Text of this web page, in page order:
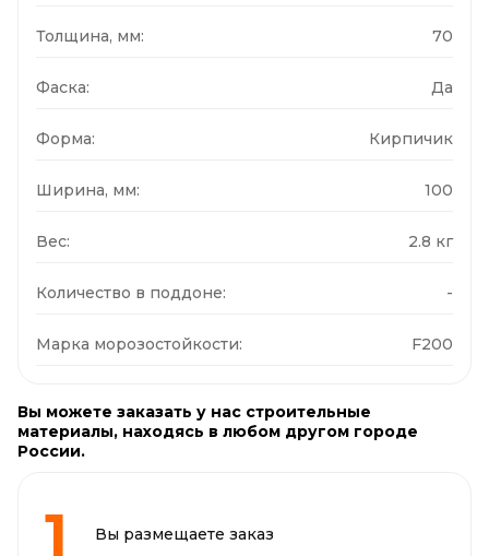
Толщина, мм: 70
Фаска: Да
Форма: Кирпичик
Ширина, мм: 100
Вес: 2.8 кг
Количество в поддоне: -
Марка морозостойкости: F200
Вы можете заказать у нас строительные
материалы, находясь в любом другом городе
России.
Вы размещаете заказ